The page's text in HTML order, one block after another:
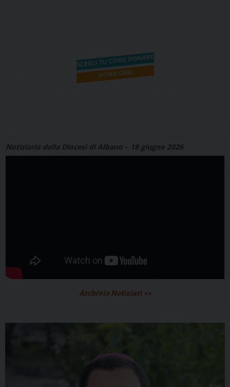
Notiziario della Diocesi di Albano – 18 giugno 2026
Archivio Notiziari >>